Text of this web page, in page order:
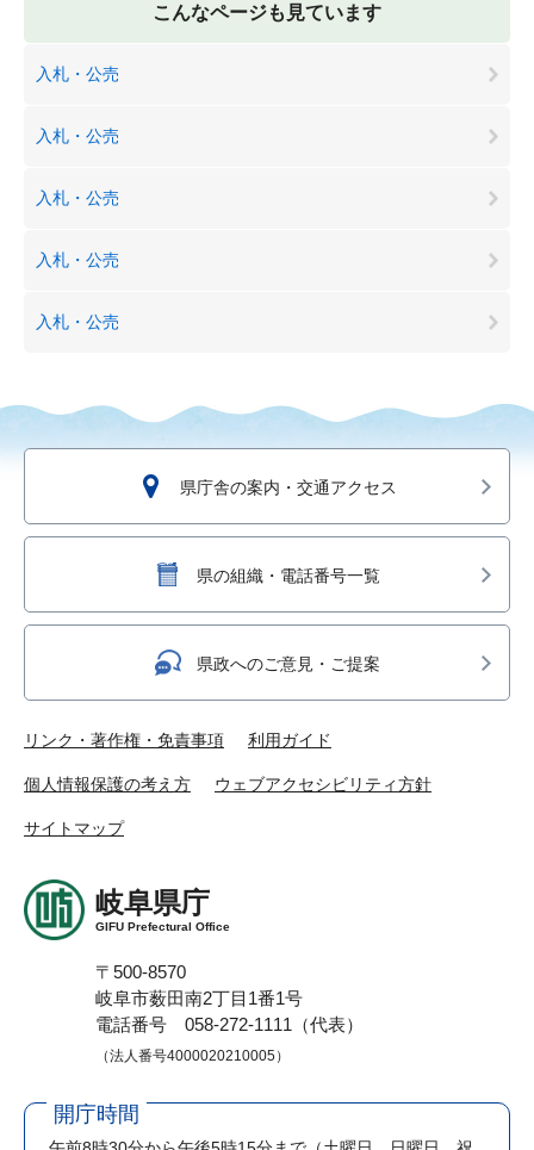
こんなページも見ています
入札・公売
入札・公売
入札・公売
入札・公売
入札・公売
県庁舎の案内・交通アクセス
県の組織・電話番号一覧
県政へのご意見・ご提案
リンク・著作権・免責事項 利用ガイド
個人情報保護の考え方 ウェブアクセシビリティ方針
サイトマップ
岐阜県庁
GIFU Prefectural Office
〒500-8570
岐阜市薮田南2丁目1番1号
電話番号 058-272-1111（代表）
（法人番号4000020210005）
開庁時間